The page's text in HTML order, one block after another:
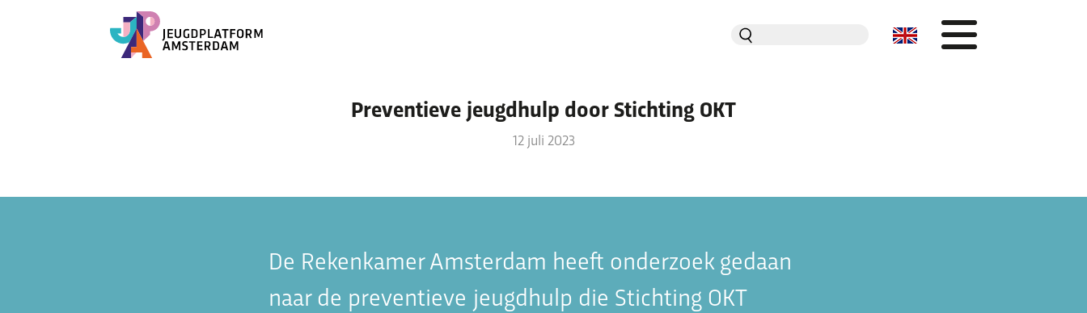
Zoeken
Thema’s & verhalen
Thema’s waar we mee bezig zijn
Organisatie
Preventieve jeugdhulp door Stichting OKT
12 juli 2023
De Rekenkamer Amsterdam heeft onderzoek gedaan
naar de preventieve jeugdhulp die Stichting OKT